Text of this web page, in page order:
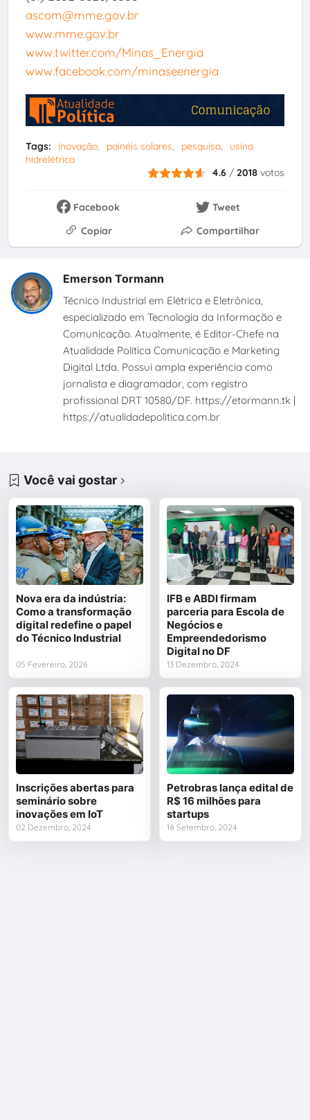
ascom@mme.gov.br
www.mme.gov.br
www.twitter.com/Minas_Energia
www.facebook.com/minaseenergia
Tags: inovação painéis solares pesquisa
usina
hidrelétrica
4.6 /2018 votos
Facebook
Tweet
Copiar
Compartilhar
Emerson Tormann
Técnico Industrial em Elétrica e Eletrônica,
especializado em Tecnologia da Informação e
Comunicação. Atualmente, é Editor-Chefe na
Atualidade Política Comunicação e Marketing
Digital Ltda. Possui ampla experiência como
jornalista e diagramador, com registro
profissional DRT 10580/DF. https://etormann.tk |
https://atualidadepolitica.com.br
Você vai gostar
Nova era da indústria:
Como a transformação
digital redefine o papel
do Técnico Industrial
05 Fevereiro, 2026
IFB e ABDI firmam
parceria para Escola de
Negócios e
Empreendedorismo
Digital no DF
13 Dezembro, 2024
Inscrições abertas para
seminário sobre
inovações em IoT
02 Dezembro, 2024
Petrobras lança edital de
R$ 16 milhões para
startups
18 Setembro, 2024